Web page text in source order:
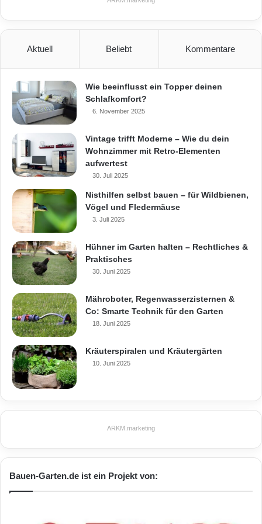
einjährigen Pflanzen wie Geranien und Co.
Dauer Zeit und Geld spart. Das Praktische ist,
dass die speziellen Zwergsorten sehr langsam
wachsen und von Natur aus in Form bleiben:
Wie etwa die Bergkiefer „Sherwood Compact“
oder der Kugel-Lebensbaum Thuja
occidentalis „Golden Tuffet“, der mit seinem
bronzefarbenen Austrieb auch noch eine
außergewöhnliche Nadelfarbe zu bieten hat.
Exotisches Flair bringt der Faden-Lebensbaum
Thuja plicata auf den Balkon, dessen Nadeln
an langen Strängen hängen, die an
jamaikanische Rastalocken erinnern.
Extravagant und schick sind auch
kleinwüchsige Muschelzypressen, die ein
wenig fernöstliches Flair auf den Stadtbalkon
zaubern.
japanische Schirmtanne
Kiesgärten Nadelgehölze
winterfeste Nadelgehölze
Aktuell Beliebt Kommentare
Wie beeinflusst ein Topper deinen
Schlafkomfort?
6. November 2025
Vintage trifft Moderne – Wie du dein
Wohnzimmer mit Retro-Elementen
aufwertest
30. Juli 2025
Nisthilfen selbst bauen – für Wildbienen,
Vögel und Fledermäuse
3. Juli 2025
Hühner im Garten halten – Rechtliches &
Praktisches
30. Juni 2025
Mähroboter, Regenwasserzisternen &
Co: Smarte Technik für den Garten
18. Juni 2025
Kräuterspiralen und Kräutergärten
10. Juni 2025
ARKM.marketing
Bauen-Garten.de ist ein Projekt von: